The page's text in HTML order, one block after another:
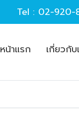
Tel : 02-920-
หน้าแรก เกี่ยวกับ